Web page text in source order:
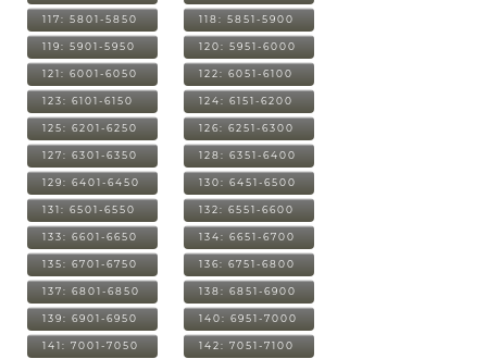
117: 5801-5850 118: 5851-5900
119: 5901-5950 120: 5951-6000
121: 6001-6050 122: 6051-6100
123: 6101-6150 124: 6151-6200
125: 6201-6250 126: 6251-6300
127: 6301-6350 128: 6351-6400
129: 6401-6450 130: 6451-6500
131: 6501-6550 132: 6551-6600
133: 6601-6650 134: 6651-6700
135: 6701-6750 136: 6751-6800
137: 6801-6850 138: 6851-6900
139: 6901-6950 140: 6951-7000
141: 7001-7050 142: 7051-7100